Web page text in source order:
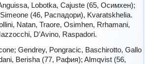
Lobotka, Cajuste (65, Осимхен);
(46, Распадори), Kvaratskhelia.
Natan, Traore, Osimhen, Rrhamani,
D’Avino, Raspadori.
Gendrey, Pongracic, Baschirotto, Gallo
Berisha (77, Рафия); Almqvist (56,